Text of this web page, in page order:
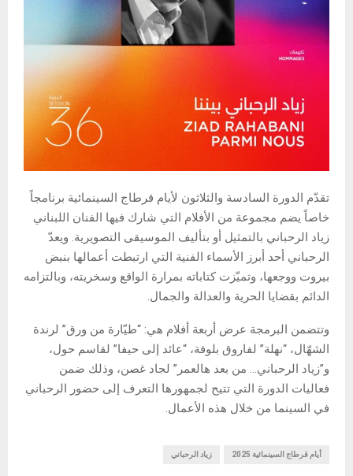
تقدّم الدورة السادسة والثلاثون لأيام قرطاج السينمائية برنامجاً
خاصاً يضم مجموعة من الأفلام التي شارك فيها الفنان اللبناني
زياد الرحباني بالتمثيل أو بتأليف الموسيقى التصويرية. ويعدّ
الرحباني أحد أبرز الأسماء الفنية التي ارتبطت أعمالها بنبض
بيروت ووجعها، وتميّزت كتاباته بمرارة الواقع وسخريته، وبالتزامه
الدائم بقضايا الحرية والعدالة والجمال.
وتتضمن البرمجة عرض أربعة أفلام هي: “طيّارة من ورق” لرندة
الشهّال، “نهلة” لفاروق بلوفة، “عائد إلى حيفا” لقاسم حول،
و”زياد الرحباني… من بعد هالعمر” لجاد غصن، وذلك ضمن
فعاليات الدورة التي تتيح لجمهورها التعرف إلى حضور الرحباني
في السينما من خلال هذه الأعمال.
أيام قرطاج السينمائية 2025 زياد الرحباني